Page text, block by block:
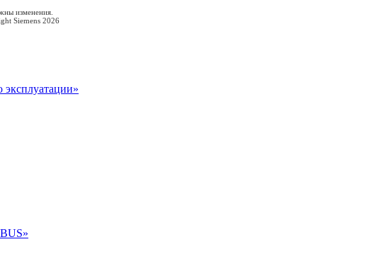
изменения.
Siemens 2026